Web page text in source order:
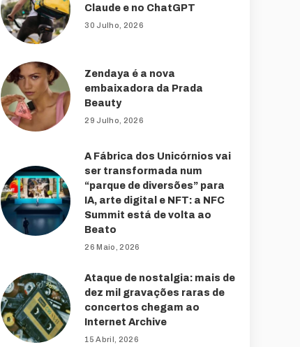
Claude e no ChatGPT
30 Julho, 2026
Zendaya é a nova
embaixadora da Prada
Beauty
29 Julho, 2026
A Fábrica dos Unicórnios vai
ser transformada num
“parque de diversões” para
IA, arte digital e NFT: a NFC
Summit está de volta ao
Beato
26 Maio, 2026
Ataque de nostalgia: mais de
dez mil gravações raras de
concertos chegam ao
Internet Archive
15 Abril, 2026